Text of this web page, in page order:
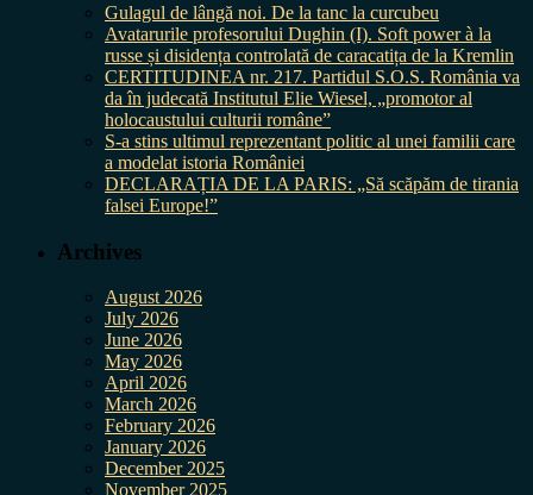
Gulagul de lângă noi. De la tanc la curcubeu
Avatarurile profesorului Dughin (I). Soft power à la
russe și disidența controlată de caracatița de la Kremlin
CERTITUDINEA nr. 217. Partidul S.O.S. România va
da în judecată Institutul Elie Wiesel, „promotor al
holocaustului culturii române”
S-a stins ultimul reprezentant politic al unei familii care
a modelat istoria României
DECLARAȚIA DE LA PARIS: „Să scăpăm de tirania
falsei Europe!”
Archives
August 2026
July 2026
June 2026
May 2026
April 2026
March 2026
February 2026
January 2026
December 2025
November 2025